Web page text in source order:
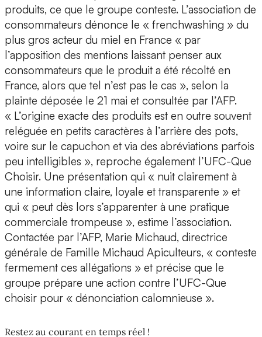
produits, ce que le groupe conteste. L’association de
consommateurs dénonce le « frenchwashing » du
plus gros acteur du miel en France « par
l’apposition des mentions laissant penser aux
consommateurs que le produit a été récolté en
France, alors que tel n’est pas le cas », selon la
plainte déposée le 21 mai et consultée par l’AFP.
« L’origine exacte des produits est en outre souvent
reléguée en petits caractères à l’arrière des pots,
voire sur le capuchon et via des abréviations parfois
peu intelligibles », reproche également l’UFC-Que
Choisir. Une présentation qui « nuit clairement à
une information claire, loyale et transparente » et
qui « peut dès lors s’apparenter à une pratique
commerciale trompeuse », estime l’association.
Contactée par l’AFP, Marie Michaud, directrice
générale de Famille Michaud Apiculteurs, « conteste
fermement ces allégations » et précise que le
groupe prépare une action contre l’UFC-Que
choisir pour « dénonciation calomnieuse ».
Restez au courant en temps réel !